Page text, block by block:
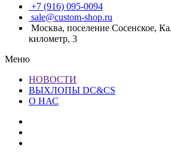
+7 (916) 095-0094
sale@custom-shop.ru
Москва, поселение Сосенское,
километр, 3
Меню
НОВОСТИ
ВЫХЛОПЫ DC&CS
О НАС